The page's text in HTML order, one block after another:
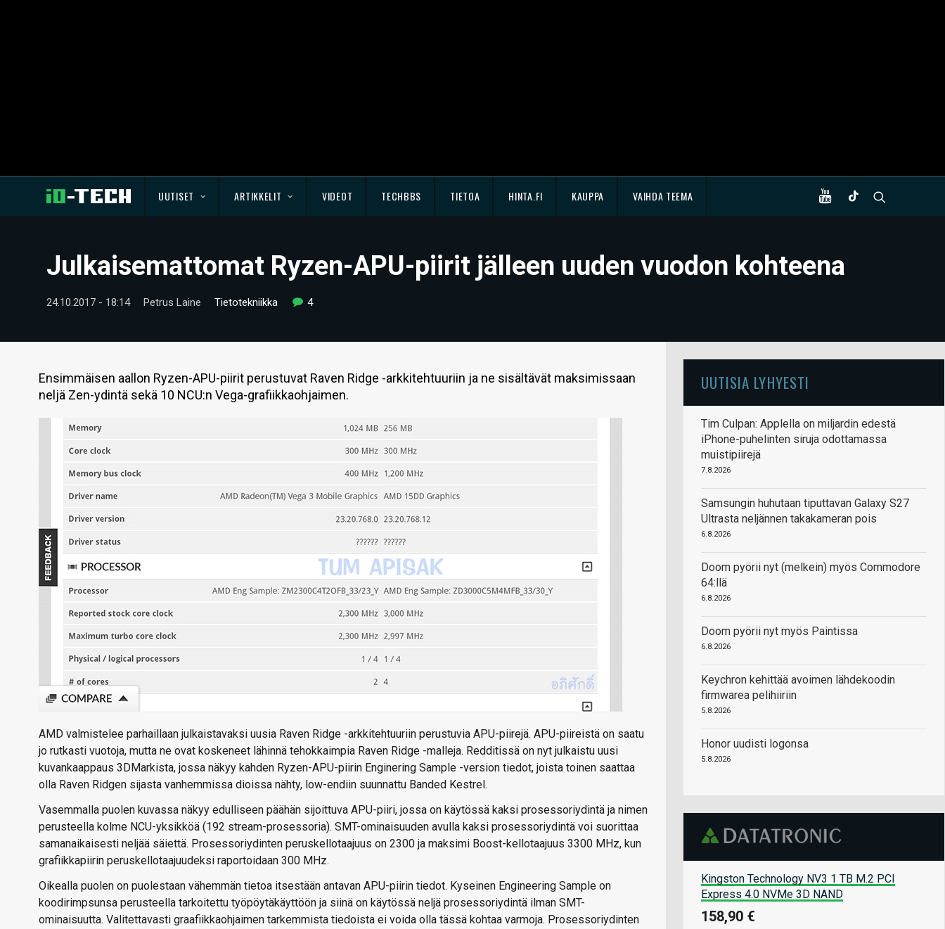
UUTISET ARTIKKELIT VIDEOT TECHBBS TIETOA HINTA.FI KAUPPA VAIHDA TEEMA
Julkaisemattomat Ryzen-APU-piirit jälleen uuden vuodon kohteena
24.10.2017 - 18:14 Petrus Laine Tietotekniikka 4
Ensimmäisen aallon Ryzen-APU-piirit perustuvat Raven Ridge -arkkitehtuuriin ja ne sisältävät maksimissaan
neljä Zen-ydintä sekä 10 NCU:n Vega-grafiikkaohjaimen.
AMD valmistelee parhaillaan julkaistavaksi uusia Raven Ridge -arkkitehtuuriin perustuvia APU-piirejä. APU-piireistä on saatu
jo rutkasti vuotoja, mutta ne ovat koskeneet lähinnä tehokkaimpia Raven Ridge -malleja. Redditissä on nyt julkaistu uusi
kuvankaappaus 3DMarkista, jossa näkyy kahden Ryzen-APU-piirin Enginering Sample -version tiedot, joista toinen saattaa
olla Raven Ridgen sijasta vanhemmissa dioissa nähty, low-endiin suunnattu Banded Kestrel.
Vasemmalla puolen kuvassa näkyy edulliseen päähän sijoittuva APU-piiri, jossa on käytössä kaksi prosessoriydintä ja nimen
perusteella kolme NCU-yksikköä (192 stream-prosessoria). SMT-ominaisuuden avulla kaksi prosessoriydintä voi suorittaa
samanaikaisesti neljää säiettä. Prosessoriydinten peruskellotaajuus on 2300 ja maksimi Boost-kellotaajuus 3300 MHz, kun
grafiikkapiirin peruskellotaajuudeksi raportoidaan 300 MHz.
Oikealla puolen on puolestaan vähemmän tietoa itsestään antavan APU-piirin tiedot. Kyseinen Engineering Sample on
koodirimpsunsa perusteella tarkoitettu työpöytäkäyttöön ja siinä on käytössä neljä prosessoriydintä ilman SMT-
ominaisuutta. Valitettavasti graafiikkaohjaimen tarkemmista tiedoista ei voida olla tässä kohtaa varmoja. Prosessoriydinten
UUTISIA LYHYESTI
Tim Culpan: Applella on miljardin edestä
iPhone-puhelinten siruja odottamassa
muistipiirejä
7.8.2026
Samsungin huhutaan tiputtavan Galaxy S27
Ultrasta neljännen takakameran pois
6.8.2026
Doom pyörii nyt (melkein) myös Commodore
64:llä
6.8.2026
Doom pyörii nyt myös Paintissa
6.8.2026
Keychron kehittää avoimen lähdekoodin
firmwarea pelihiiriin
5.8.2026
Honor uudisti logonsa
5.8.2026
Kingston Technology NV3 1 TB M.2 PCI
Express 4.0 NVMe 3D NAND
158,90 €